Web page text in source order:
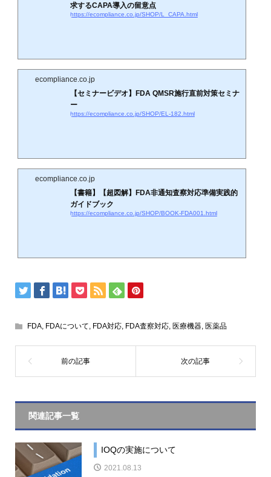
求するCAPA導入の留意点
https://ecompliance.co.jp/SHOP/L_CAPA.html
ecompliance.co.jp
【セミナービデオ】FDA QMSR施行直前対策セミナ
ー
https://ecompliance.co.jp/SHOP/EL-182.html
ecompliance.co.jp
【書籍】【超図解】FDA非通知査察対応準備実践的
ガイドブック
https://ecompliance.co.jp/SHOP/BOOK-FDA001.html
FDA, FDAについて, FDA対応, FDA査察対応, 医療機器, 医薬品
関連記事一覧
IOQの実施について
2021.08.13